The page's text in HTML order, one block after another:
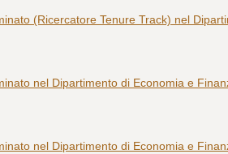
(Ricercatore Tenure Track) nel
nel Dipartimento di Economia e
nel Dipartimento di Economia e